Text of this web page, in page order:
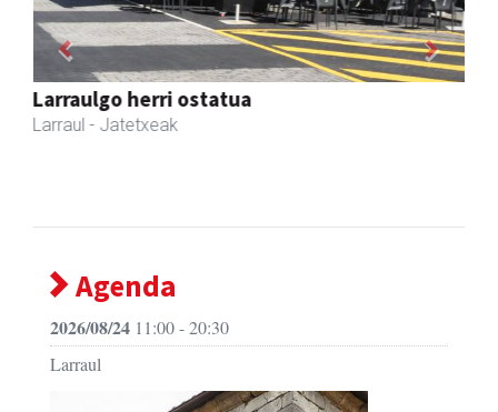
Amonarriz iturgintza S. L.
Larraul - Iturgintza
Previous Next
Agenda
2026/08/24 11:00 - 20:30
Larraul